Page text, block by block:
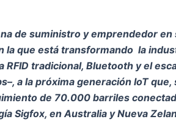
de suministro y emprendedor
la que está transformando la
tradicional, Bluetooth y el
a la próxima generación IoT
de 70.000 barriles
Sigfox, en Australia y Nueva